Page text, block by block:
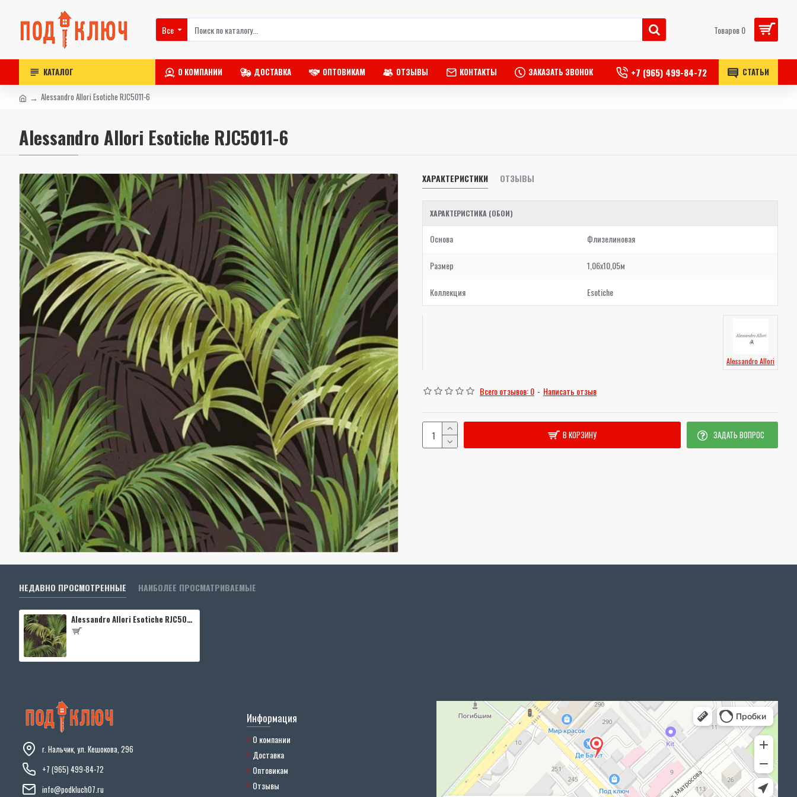
Все Товаров 0
КАТАЛОГ О КОМПАНИИ ДОСТАВКА ОПТОВИКАМ ОТЗЫВЫ КОНТАКТЫ ЗАКАЗАТЬ ЗВОНОК +7 (965) 499-84-72 СТАТЬИ
Alessandro Allori Esotiche RJC5011-6
Alessandro Allori Esotiche RJC5011-6
ХАРАКТЕРИСТИКИ ОТЗЫВЫ
ХАРАКТЕРИСТИКА (ОБОИ)
Основа Флизелиновая
Размер 1,06x10,05м
Коллекция Esotiche
Alessandro Allori
Всего отзывов: 0 - Написать отзыв
В КОРЗИНУ ЗАДАТЬ ВОПРОС
НЕДАВНО ПРОСМОТРЕННЫЕ НАИБОЛЕЕ ПРОСМАТРИВАЕМЫЕ
Alessandro Allori Esotiche RJC5011-6
г. Нальчик, ул. Кешокова, 296
+7 (965) 499-84-72
info@podkluch07.ru
Информация
О компании
Доставка
Оптовикам
Отзывы